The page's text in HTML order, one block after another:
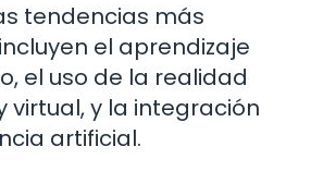
tendencias más
el aprendizaje
el uso de la realidad
virtual, y la integración
artificial.